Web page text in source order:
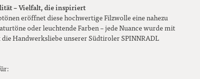
– Vielfalt, die inspiriert
eröffnet diese hochwertige Filzwolle eine nahezu
oder leuchtende Farben – jede Nuance wurde mit
Handwerksliebe unserer Südtiroler SPINNRADL